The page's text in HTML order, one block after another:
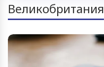
Великобритания